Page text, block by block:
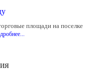
площади на поселке